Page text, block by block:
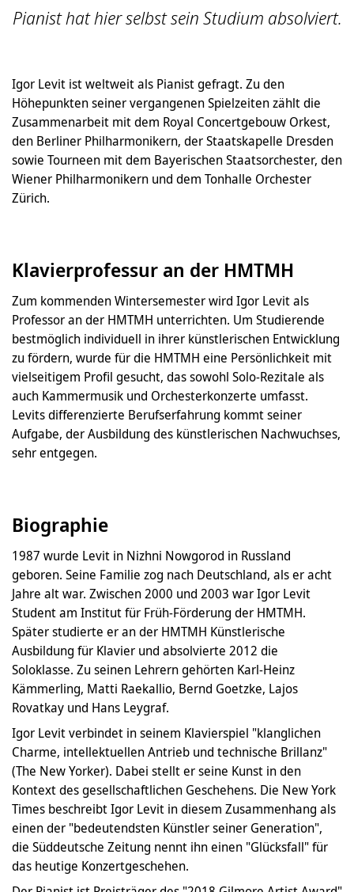
Pianist hat hier selbst sein Studium absolviert.
Igor Levit ist weltweit als Pianist gefragt. Zu den
Höhepunkten seiner vergangenen Spielzeiten zählt die
Zusammenarbeit mit dem Royal Concertgebouw Orkest,
den Berliner Philharmonikern, der Staatskapelle Dresden
sowie Tourneen mit dem Bayerischen Staatsorchester, den
Wiener Philharmonikern und dem Tonhalle Orchester
Zürich.
Klavierprofessur an der HMTMH
Zum kommenden Wintersemester wird Igor Levit als
Professor an der HMTMH unterrichten. Um Studierende
bestmöglich individuell in ihrer künstlerischen Entwicklung
zu fördern, wurde für die HMTMH eine Persönlichkeit mit
vielseitigem Profil gesucht, das sowohl Solo-Rezitale als
auch Kammermusik und Orchesterkonzerte umfasst.
Levits differenzierte Berufserfahrung kommt seiner
Aufgabe, der Ausbildung des künstlerischen Nachwuchses,
sehr entgegen.
Biographie
1987 wurde Levit in Nizhni Nowgorod in Russland
geboren. Seine Familie zog nach Deutschland, als er acht
Jahre alt war. Zwischen 2000 und 2003 war Igor Levit
Student am Institut für Früh-Förderung der HMTMH.
Später studierte er an der HMTMH Künstlerische
Ausbildung für Klavier und absolvierte 2012 die
Soloklasse. Zu seinen Lehrern gehörten Karl-Heinz
Kämmerling, Matti Raekallio, Bernd Goetzke, Lajos
Rovatkay und Hans Leygraf.
Igor Levit verbindet in seinem Klavierspiel "klanglichen
Charme, intellektuellen Antrieb und technische Brillanz"
(The New Yorker). Dabei stellt er seine Kunst in den
Kontext des gesellschaftlichen Geschehens. Die New York
Times beschreibt Igor Levit in diesem Zusammenhang als
einen der "bedeutendsten Künstler seiner Generation",
die Süddeutsche Zeitung nennt ihn einen "Glücksfall" für
das heutige Konzertgeschehen.